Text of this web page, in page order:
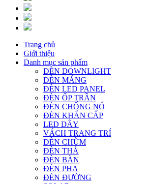
Trang chủ
Giới thiệu
Danh mục sản phẩm
ĐÈN DOWNLIGHT
ĐÈN MÁNG
ĐÈN LED PANEL
ĐÈN ỐP TRẦN
ĐÈN CHỐNG NỔ
ĐÈN KHẨN CẤP
LED DÂY
VÁCH TRANG TRÍ
ĐÈN CHÙM
ĐÈN THẢ
ĐÈN BÀN
ĐÈN PHA
ĐÈN ĐƯỜNG